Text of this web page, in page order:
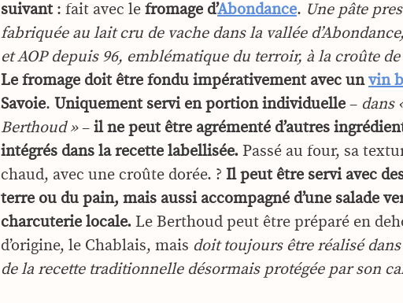
suivant: fait avec le fromage d’Abondance. Une pâte
fabriquée au lait cru de vache dans la vallée
et AOP depuis 96, emblématique du terroir, à la croûte
Le fromage doit être fondu impérativement avec un vin
Savoie. Uniquement servi en portion individuelle – dans
Berthoud »– il ne peut être agrémenté d’autres
intégrés dans la recette labellisée. Passé au four, sa
chaud, avec une croûte dorée. ? Il peut être servi avec
terre ou du pain, mais aussi accompagné d’une salade
charcuterie locale. Le Berthoud peut être préparé en
d’origine, le Chablais, mais doit toujours être réalisé
de la recette traditionnelle désormais protégée par son